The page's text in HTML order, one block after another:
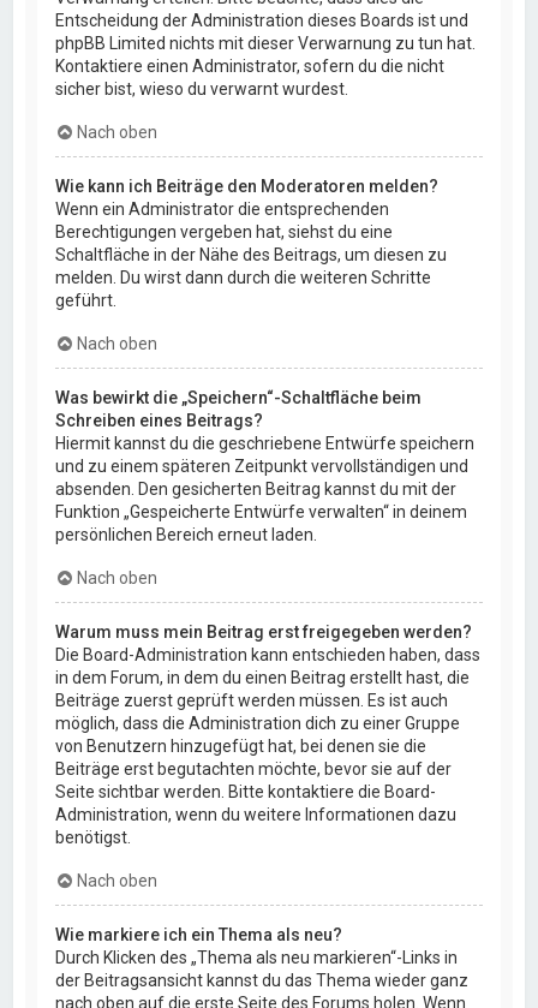
Entscheidung der Administration dieses Boards ist und
phpBB Limited nichts mit dieser Verwarnung zu tun hat.
Kontaktiere einen Administrator, sofern du die nicht
sicher bist, wieso du verwarnt wurdest.
Nach oben
Wie kann ich Beiträge den Moderatoren melden?
Wenn ein Administrator die entsprechenden
Berechtigungen vergeben hat, siehst du eine
Schaltfläche in der Nähe des Beitrags, um diesen zu
melden. Du wirst dann durch die weiteren Schritte
geführt.
Nach oben
Was bewirkt die „Speichern“-Schaltfläche beim
Schreiben eines Beitrags?
Hiermit kannst du die geschriebene Entwürfe speichern
und zu einem späteren Zeitpunkt vervollständigen und
absenden. Den gesicherten Beitrag kannst du mit der
Funktion „Gespeicherte Entwürfe verwalten“ in deinem
persönlichen Bereich erneut laden.
Nach oben
Warum muss mein Beitrag erst freigegeben werden?
Die Board-Administration kann entschieden haben, dass
in dem Forum, in dem du einen Beitrag erstellt hast, die
Beiträge zuerst geprüft werden müssen. Es ist auch
möglich, dass die Administration dich zu einer Gruppe
von Benutzern hinzugefügt hat, bei denen sie die
Beiträge erst begutachten möchte, bevor sie auf der
Seite sichtbar werden. Bitte kontaktiere die Board-
Administration, wenn du weitere Informationen dazu
benötigst.
Nach oben
Wie markiere ich ein Thema als neu?
Durch Klicken des „Thema als neu markieren“-Links in
der Beitragsansicht kannst du das Thema wieder ganz
nach oben auf die erste Seite des Forums holen. Wenn